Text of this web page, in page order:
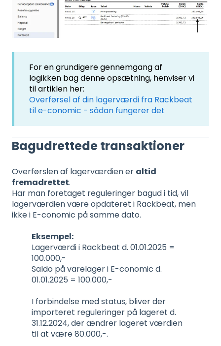
For en grundigere gennemgang af
logikken bag denne opsætning, henviser vi
til artiklen her:
Overførsel af din lagerværdi fra Rackbeat
til e-conomic - sådan fungerer det
Bagudrettede transaktioner
Overførslen af lagerværdien er altid
fremadrettet.
Har man foretaget reguleringer bagud i tid, vil
lagerværdien være opdateret i Rackbeat, men
ikke i E-conomic på samme dato.
Eksempel:
Lagerværdi i Rackbeat d. 01.01.2025 =
100.000,-
Saldo på varelager i E-conomic d.
01.01.2025 = 100.000,-
I forbindelse med status, bliver der
importeret reguleringer på lageret d.
31.12.2024, der ændrer lageret værdien
til at være 80.000,-.